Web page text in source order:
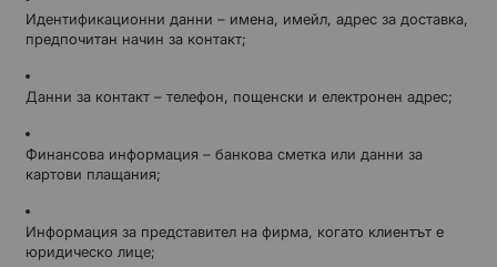
Идентификационни данни – имена, имейл, адрес за доставка,
предпочитан начин за контакт;
Данни за контакт – телефон, пощенски и електронен адрес;
Финансова информация – банкова сметка или данни за
картови плащания;
Информация за представител на фирма, когато клиентът е
юридическо лице;